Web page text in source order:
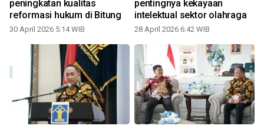
peningkatan kualitas
reformasi hukum di Bitung
30 April 2026 5:14 WIB
pentingnya kekayaan
intelektual sektor olahraga
28 April 2026 6:42 WIB